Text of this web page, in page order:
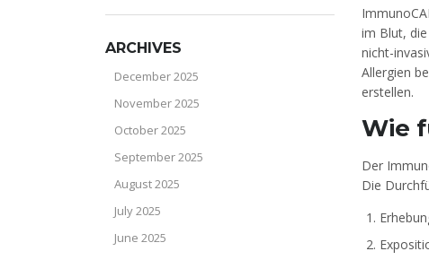
im Blut,
nicht-
Allergien
erstellen.
Wie
Der
Die
ARCHIVES
December 2025
November 2025
October 2025
September 2025
August 2025
July 2025
June 2025